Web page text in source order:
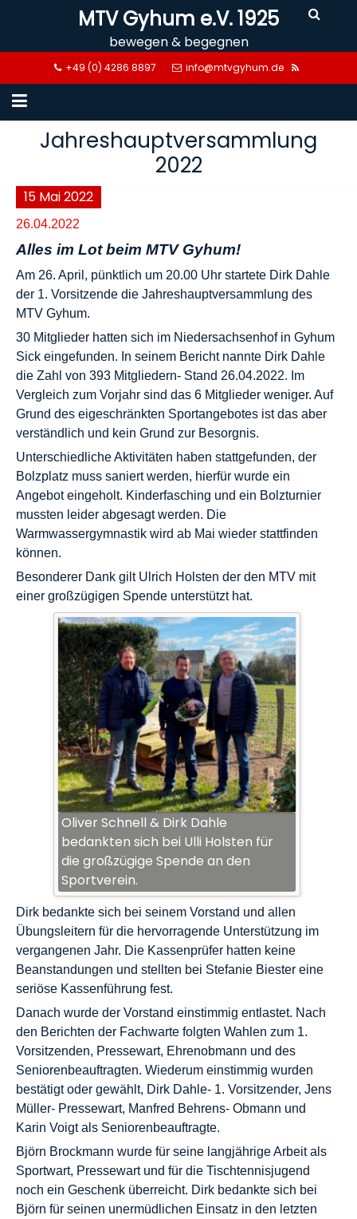
MTV Gyhum e.V. 1925
bewegen & begegnen
+49 (0) 4286 8897 info@mtvgyhum.de
Jahreshauptversammlung
2022
15 Mai2022
26.04.2022
Alles im Lot beim MTV Gyhum!
Am 26. April, pünktlich um 20.00 Uhr startete Dirk Dahle
der 1. Vorsitzende die Jahreshauptversammlung des
MTV Gyhum.
30 Mitglieder hatten sich im Niedersachsenhof in Gyhum
Sick eingefunden. In seinem Bericht nannte Dirk Dahle
die Zahl von 393 Mitgliedern- Stand 26.04.2022. Im
Vergleich zum Vorjahr sind das 6 Mitglieder weniger. Auf
Grund des eigeschränkten Sportangebotes ist das aber
verständlich und kein Grund zur Besorgnis.
Unterschiedliche Aktivitäten haben stattgefunden, der
Bolzplatz muss saniert werden, hierfür wurde ein
Angebot eingeholt. Kinderfasching und ein Bolzturnier
mussten leider abgesagt werden. Die
Warmwassergymnastik wird ab Mai wieder stattfinden
können.
Besonderer Dank gilt Ulrich Holsten der den MTV mit
einer großzügigen Spende unterstützt hat.
Oliver Schnell & Dirk Dahle
bedankten sich bei Ulli Holsten für
die großzügige Spende an den
Sportverein.
Dirk bedankte sich bei seinem Vorstand und allen
Übungsleitern für die hervorragende Unterstützung im
vergangenen Jahr. Die Kassenprüfer hatten keine
Beanstandungen und stellten bei Stefanie Biester eine
seriöse Kassenführung fest.
Danach wurde der Vorstand einstimmig entlastet. Nach
den Berichten der Fachwarte folgten Wahlen zum 1.
Vorsitzenden, Pressewart, Ehrenobmann und des
Seniorenbeauftragten. Wiederum einstimmig wurden
bestätigt oder gewählt, Dirk Dahle- 1. Vorsitzender, Jens
Müller- Pressewart, Manfred Behrens- Obmann und
Karin Voigt als Seniorenbeauftragte.
Björn Brockmann wurde für seine langjährige Arbeit als
Sportwart, Pressewart und für die Tischtennisjugend
noch ein Geschenk überreicht. Dirk bedankte sich bei
Björn für seinen unermüdlichen Einsatz in den letzten